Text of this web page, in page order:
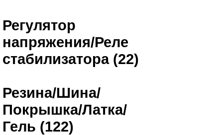
Регулятор
напряжения/Реле
стабилизатора (22)
Резина/Шина/
Покрышка/Латка/
Гель (122)